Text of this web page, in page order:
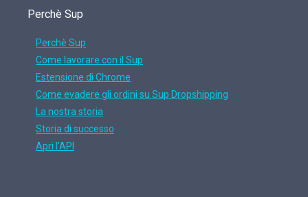
Perchè Sup
Perchè Sup
Come lavorare con il Sup
Estensione di Chrome
Come evadere gli ordini su Sup Dropshipping
La nostra storia
Storia di successo
Apri l'API